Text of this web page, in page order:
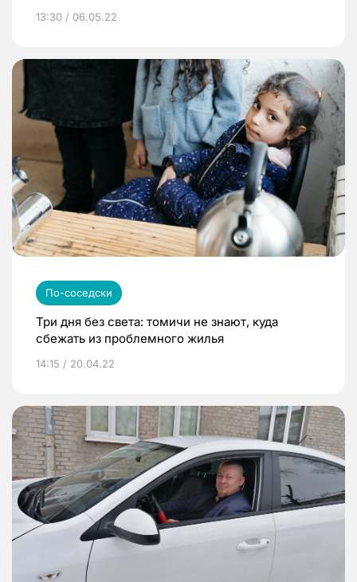
13:30 / 06.05.22
По-соседски
Три дня без света: томичи не знают, куда
сбежать из проблемного жилья
14:15 / 20.04.22